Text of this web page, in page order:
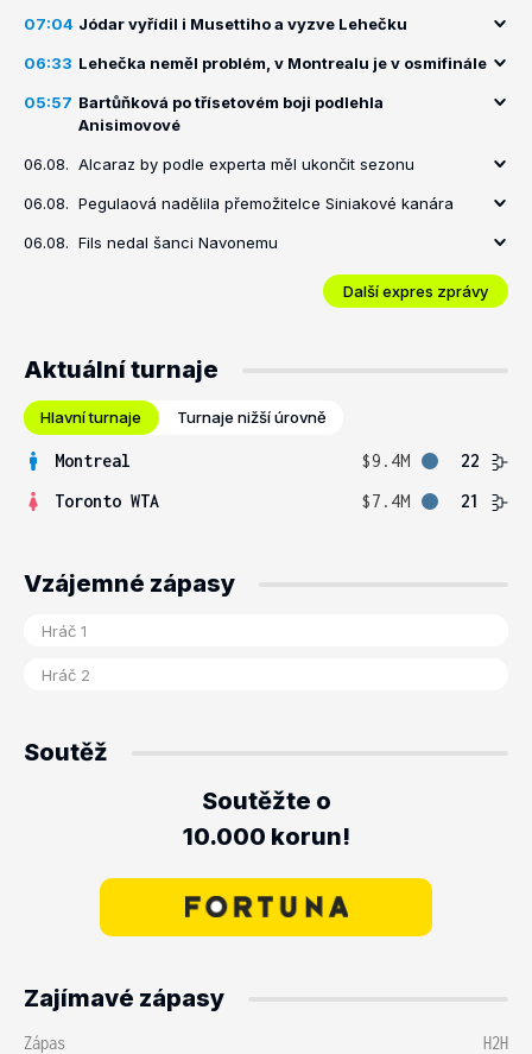
07:04 Jódar vyřídil i Musettiho a vyzve Lehečku
06:33 Lehečka neměl problém, v Montrealu je v osmifinále
05:57 Bartůňková po třísetovém boji podlehla
Anisimovové
06.08. Alcaraz by podle experta měl ukončit sezonu
06.08. Pegulaová nadělila přemožitelce Siniakové kanára
06.08. Fils nedal šanci Navonemu
Další expres zprávy
Aktuální turnaje
Hlavní turnaje Turnaje nižší úrovně
Montreal $9.4M
22
Toronto WTA
$7.4M 21
Vzájemné zápasy
Soutěž
Soutěžte o
10.000 korun!
Zajímavé zápasy
Zápas
H2H